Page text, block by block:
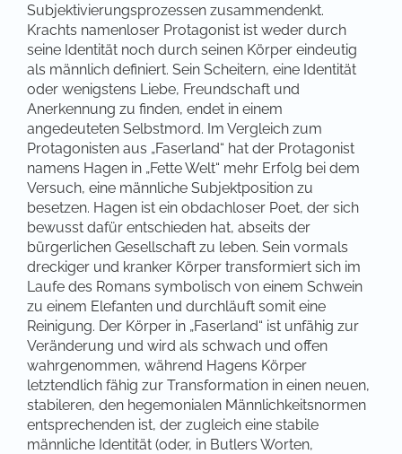
Subjektivierungsprozessen zusammendenkt.
Krachts namenloser Protagonist ist weder durch
seine Identität noch durch seinen Körper eindeutig
als männlich definiert. Sein Scheitern, eine Identität
oder wenigstens Liebe, Freundschaft und
Anerkennung zu finden, endet in einem
angedeuteten Selbstmord. Im Vergleich zum
Protagonisten aus „Faserland“ hat der Protagonist
namens Hagen in „Fette Welt“ mehr Erfolg bei dem
Versuch, eine männliche Subjektposition zu
besetzen. Hagen ist ein obdachloser Poet, der sich
bewusst dafür entschieden hat, abseits der
bürgerlichen Gesellschaft zu leben. Sein vormals
dreckiger und kranker Körper transformiert sich im
Laufe des Romans symbolisch von einem Schwein
zu einem Elefanten und durchläuft somit eine
Reinigung. Der Körper in „Faserland“ ist unfähig zur
Veränderung und wird als schwach und offen
wahrgenommen, während Hagens Körper
letztendlich fähig zur Transformation in einen neuen,
stabileren, den hegemonialen Männlichkeitsnormen
entsprechenden ist, der zugleich eine stabile
männliche Identität (oder, in Butlers Worten,